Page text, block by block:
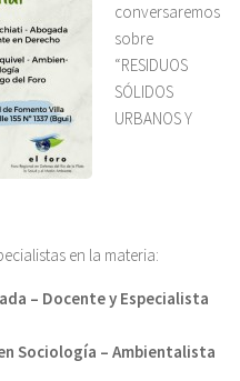
conversaremos
sobre
“RESIDUOS
SÓLIDOS
URBANOS Y
en la materia:
– Docente y Especialista
Sociología – Ambientalista